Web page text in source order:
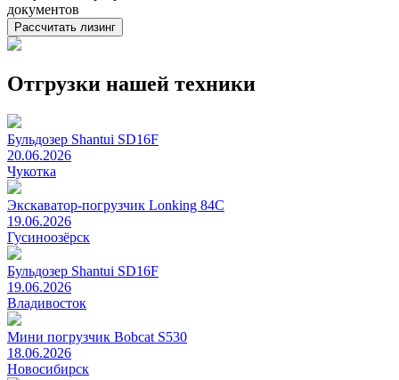
документов
Рассчитать лизинг
Отгрузки нашей техники
Бульдозер Shantui SD16F
20.06.2026
Чукотка
Экскаватор-погрузчик Lonking 84C
19.06.2026
Гусиноозёрск
Бульдозер Shantui SD16F
19.06.2026
Владивосток
Мини погрузчик Bobcat S530
18.06.2026
Новосибирск